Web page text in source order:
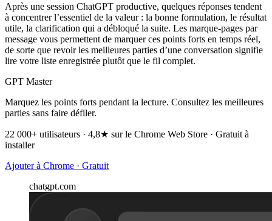
Après une session ChatGPT productive, quelques réponses tendent
à concentrer l’essentiel de la valeur : la bonne formulation, le résultat
utile, la clarification qui a débloqué la suite. Les marque-pages par
message vous permettent de marquer ces points forts en temps réel,
de sorte que revoir les meilleures parties d’une conversation signifie
lire votre liste enregistrée plutôt que le fil complet.
GPT Master
Marquez les points forts pendant la lecture. Consultez les meilleures
parties sans faire défiler.
22 000+ utilisateurs · 4,8★ sur le Chrome Web Store · Gratuit à
installer
Ajouter à Chrome · Gratuit
chatgpt.com